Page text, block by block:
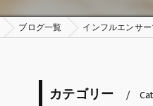
劇団「カウントダ
天埜らむね
ブログ一覧 インフルエンサ
カテゴリー